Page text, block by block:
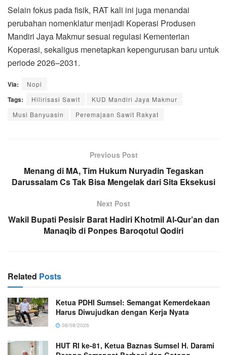
Selain fokus pada fisik, RAT kali ini juga menandai
perubahan nomenklatur menjadi Koperasi Produsen
Mandiri Jaya Makmur sesuai regulasi Kementerian
Koperasi, sekaligus menetapkan kepengurusan baru untuk
periode 2026–2031.
Via: Nopi
Tags: Hilirisasi Sawit
KUD Mandiri Jaya Makmur
Musi Banyuasin
Peremajaan Sawit Rakyat
Previous Post
Menang di MA, Tim Hukum Nuryadin Tegaskan
Darussalam Cs Tak Bisa Mengelak dari Sita Eksekusi
Next Post
Wakil Bupati Pesisir Barat Hadiri Khotmil Al-Qur’an dan
Manaqib di Ponpes Baroqotul Qodiri
Related Posts
Ketua PDHI Sumsel: Semangat Kemerdekaan
Harus Diwujudkan dengan Kerja Nyata
08/08/2026
HUT RI ke-81, Ketua Baznas Sumsel H. Darami